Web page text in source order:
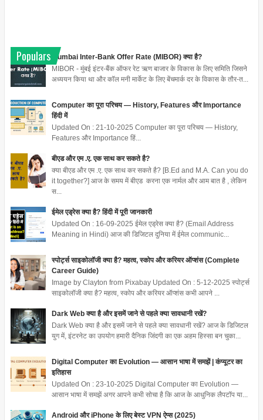
Populars
Mumbai Inter-Bank Offer Rate (MIBOR) क्या है?
MIBOR - मुंबई इंटर-बैंक ऑफर रेट ऋण बाजार के विकास के लिए समिति जिसने
अध्ययन किया था और कॉल मनी मार्केट के लिए बेंचमार्क दर के विकास के तौर-त...
Computer का पूरा परिचय — History, Features और Importance
हिंदी में
Updated On : 21-10-2025 Computer का पूरा परिचय — History,
Features और Importance हिं...
बीएड और एम .ए. एक साथ कर सकते है?
क्या बीएड और एम .ए. एक साथ कर सकते है? [B.Ed and M.A. Can you do
it together?] आज के समय में बीएड करना एक नार्मल और आम बात है , लेकिन
स...
ईमेल एड्रेस क्या है? हिंदी में पूरी जानकारी
Updated On : 16-09-2025 ईमेल एड्रेस क्या है? (Email Address
Meaning in Hindi) आज की डिजिटल दुनिया में ईमेल communic...
स्पोर्ट्स साइकोलॉजी क्या है? महत्व, स्कोप और करियर ऑप्शंस (Complete
Career Guide)
Image by Clayton from Pixabay Updated On : 5-12-2025 स्पोर्ट्स
साइकोलॉजी क्या है? महत्व, स्कोप और करियर ऑप्शंस कभी आपने ...
Dark Web क्या है और इसमें जाने से पहले क्या सावधानी रखें?
Dark Web क्या है और इसमें जाने से पहले क्या सावधानी रखें? आज के डिजिटल
युग में, इंटरनेट का उपयोग हमारी दैनिक जिंदगी का एक अहम हिस्सा बन चुका...
Digital Computer का Evolution — आसान भाषा में समझें | कंप्यूटर का
इतिहास
Updated On : 23-10-2025 Digital Computer का Evolution —
आसान भाषा में समझें अगर आपने कभी सोचा है कि आज के आधुनिक लैपटॉप या...
Android और iPhone के लिए बेस्ट VPN ऐप्स (2025)